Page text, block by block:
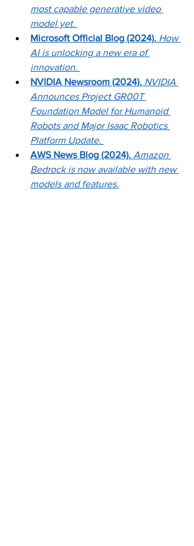
most capable generative video
model yet.
Microsoft Official Blog (2024). How
AI is unlocking a new era of
innovation.
NVIDIA Newsroom (2024). NVIDIA
Announces Project GR00T
Foundation Model for Humanoid
Robots and Major Isaac Robotics
Platform Update.
AWS News Blog (2024). Amazon
Bedrock is now available with new
models and features.